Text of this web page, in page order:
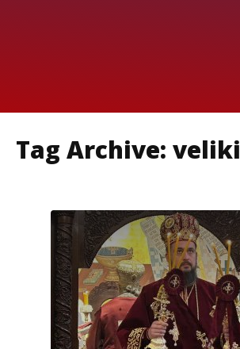
Tag Archive: veliki